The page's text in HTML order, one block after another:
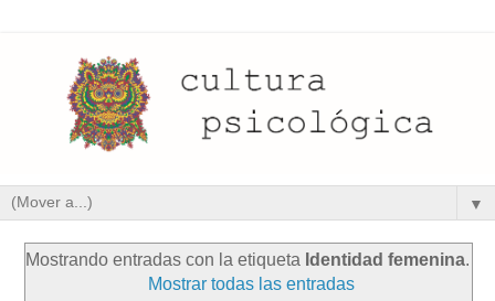
▼
Mostrando entradas con la etiqueta Identidad femenina.
Mostrar todas las entradas